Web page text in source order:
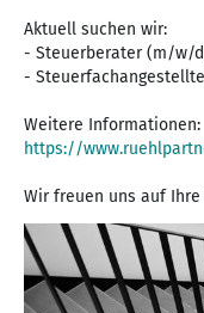
Aktuell suchen wir:
- Steuerberater (m/w/
-
https://
Wir freuen uns auf Ihre